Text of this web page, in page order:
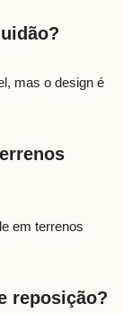
mas o design é
em terrenos
reposição?